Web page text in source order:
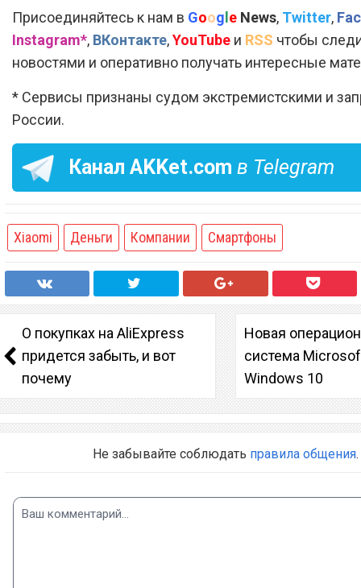
Присоединяйтесь к нам в Google News, Twitter,
Instagram*, ВКонтакте,YouTube и RSS чтобы
новостями и оперативно получать интересные
* Сервисы признаны судом экстремистскими и
России.
Канал AKKet.com в Telegram
Xiaomi Деньги Компании Смартфоны
О покупках на AliExpress
придется забыть, и вот
почему
Новая
система
Windows 10
Не забывайте соблюдать правила общения.